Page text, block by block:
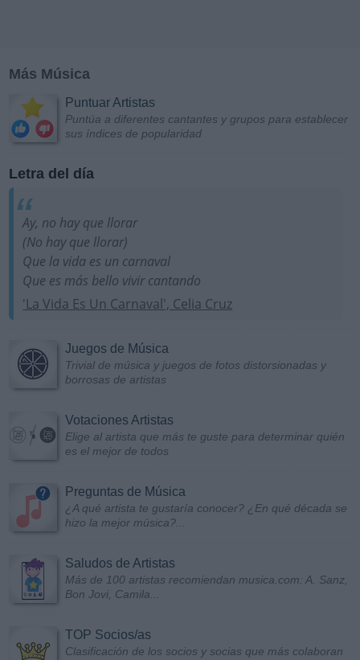
Más Música
Puntuar Artistas
Puntúa a diferentes cantantes y grupos para establecer
sus índices de popularidad
Letra del día
Ay, no hay que llorar
(No hay que llorar)
Que la vida es un carnaval
Que es más bello vivir cantando
'La Vida Es Un Carnaval', Celia Cruz
Juegos de Música
Trivial de música y juegos de fotos distorsionadas y
borrosas de artistas
Votaciones Artistas
Elige al artista que más te guste para determinar quién
es el mejor de todos
Preguntas de Música
¿A qué artista te gustaría conocer? ¿En qué década se
hizo la mejor música?...
Saludos de Artistas
Más de 100 artistas recomiendan musica.com: A. Sanz,
Bon Jovi, Camila...
TOP Socios/as
Clasificación de los socios y socias que más colaboran